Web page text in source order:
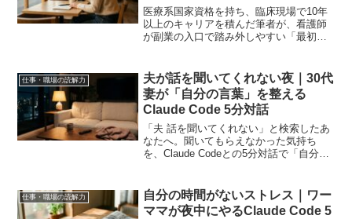
医療系国家資格を持ち、臨床現場で10年
以上のキャリアを積んだ筆者が、看護師
が副業の入口で踏み外しやすい「最初の
んだあなたが、夜勤明けの夜にもう一度
手を止める瞬間がありま...
仕事・職場の読解力
夫が話を聞いてくれない夜｜30代
妻が「自分の言葉」を整える
Claude Code 5分対話
「夫 話を聞いてくれない」と検索したあ
なたへ。聞いてもらえなかった気持ち
を、Claude Codeとの5分対話で「自分の
仕事・職場の読解力
自分の時間がないストレス｜ワー
ママが夜中にやるClaude Code 5